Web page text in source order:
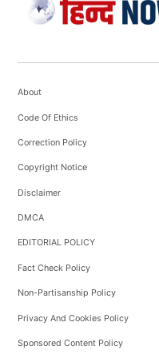
About
Code Of Ethics
Correction Policy
Copyright Notice
Disclaimer
DMCA
EDITORIAL POLICY
Fact Check Policy
Non-Partisanship Policy
Privacy And Cookies Policy
Sponsored Content Policy